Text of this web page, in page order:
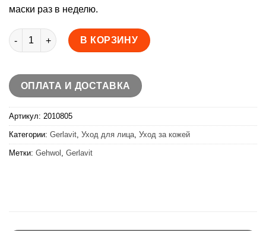
маски раз в неделю.
Количество товара Gerlavit Витаминный крем для лица
В КОРЗИНУ
ОПЛАТА И ДОСТАВКА
Артикул: 2010805
Категории: Gerlavit Уход для лица Уход за кожей
Метки: Gehwol Gerlavit